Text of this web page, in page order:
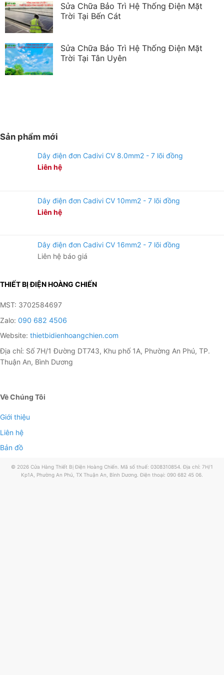
Sửa Chữa Bảo Trì Hệ Thống Điện Mặt
Trời Tại Bến Cát
Sửa Chữa Bảo Trì Hệ Thống Điện Mặt
Trời Tại Tân Uyên
Sản phẩm mới
Dây điện đơn Cadivi CV 8.0mm2 - 7 lõi đồng
Liên hệ
Dây điện đơn Cadivi CV 10mm2 - 7 lõi đồng
Liên hệ
Dây điện đơn Cadivi CV 16mm2 - 7 lõi đồng
Liên hệ báo giá
THIẾT BỊ ĐIỆN HOÀNG CHIẾN
MST: 3702584697
Zalo: 090 682 4506
Website: thietbidienhoangchien.com
Địa chỉ: Số 7H/1 Đường DT743, Khu phố 1A, Phường An Phú, TP.
Thuận An, Bình Dương
Về Chúng Tôi
Giới thiệu
Liên hệ
Bản đồ
© 2026 Cửa Hàng Thiết Bị Điện Hoàng Chiến. Mã số thuế: 0308310854. Địa chỉ: 7H/1
Kp1A, Phường An Phú, TX Thuận An, Bình Dương. Điện thoại: 090 682 45 06.